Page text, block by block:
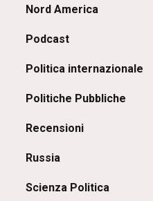
Nord America
Podcast
Politica internazionale
Politiche Pubbliche
Recensioni
Russia
Scienza Politica